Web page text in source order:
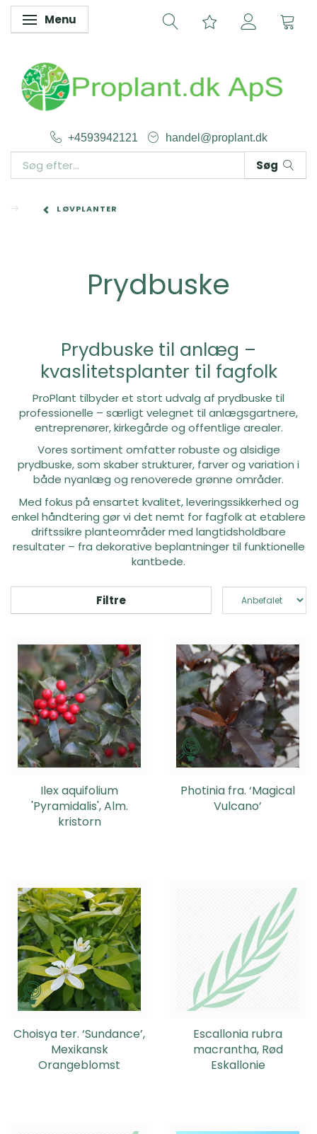
Skifte navigation
Menu
+4593942121 handel@proplant.dk
Søg
LØVPLANTER
Prydbuske
Prydbuske til anlæg –
kvaslitetsplanter til fagfolk
ProPlant tilbyder et stort udvalg af prydbuske til
professionelle – særligt velegnet til anlægsgartnere,
entreprenører, kirkegårde og offentlige arealer.
Vores sortiment omfatter robuste og alsidige
prydbuske, som skaber strukturer, farver og variation i
både nyanlæg og renoverede grønne områder.
Med fokus på ensartet kvalitet, leveringssikkerhed og
enkel håndtering gør vi det nemt for fagfolk at etablere
driftssikre planteområder med langtidsholdbare
resultater – fra dekorative beplantninger til funktionelle
kantbede.
Filtre
Ilex aquifolium
'Pyramidalis', Alm.
kristorn
Photinia fra. ‘Magical
Vulcano’
Choisya ter. ‘Sundance’,
Mexikansk
Orangeblomst
Escallonia rubra
macrantha, Rød
Eskallonie